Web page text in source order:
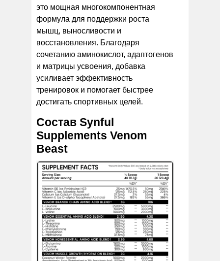
это мощная многокомпонентная
формула для поддержки роста
мышц, выносливости и
восстановления. Благодаря
сочетанию аминокислот, адаптогенов
и матрицы усвоения, добавка
усиливает эффективность
тренировок и помогает быстрее
достигать спортивных целей.
Состав Synful
Supplements Venom
Beast